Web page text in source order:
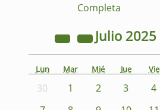
Completa
Julio 2025
Lun Mar Mié Jue Vie
30 1 2 3 4